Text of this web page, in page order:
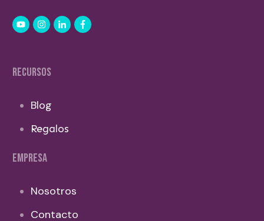
RECURSOS
Blog
Regalos
EMPRESA
Nosotros
Contacto